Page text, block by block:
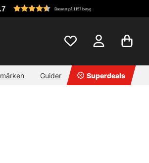
Baserat på 1157 betyg
Guider Superdeals